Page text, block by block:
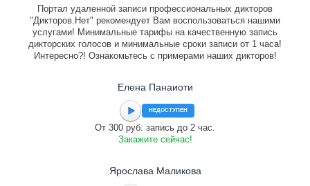
Портал удаленной записи профессиональных дикторов
"Дикторов.Нет" рекомендует Вам воспользоваться нашими
услугами! Минимальные тарифы на качественную запись
дикторских голосов и минимальные сроки записи от 1 часа!
Интересно?! Ознакомьтесь с примерами наших дикторов!
Елена Панаиоти
НЕДОСТУПЕН
От 300 руб. запись до 2 час.
Закажите сейчас!
Ярослава Маликова